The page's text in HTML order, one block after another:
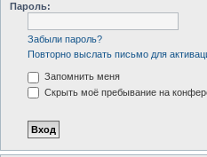
Пароль:
Забыли пароль?
Повторно выслать письмо для
Запомнить меня
Скрыть моё пребывание на